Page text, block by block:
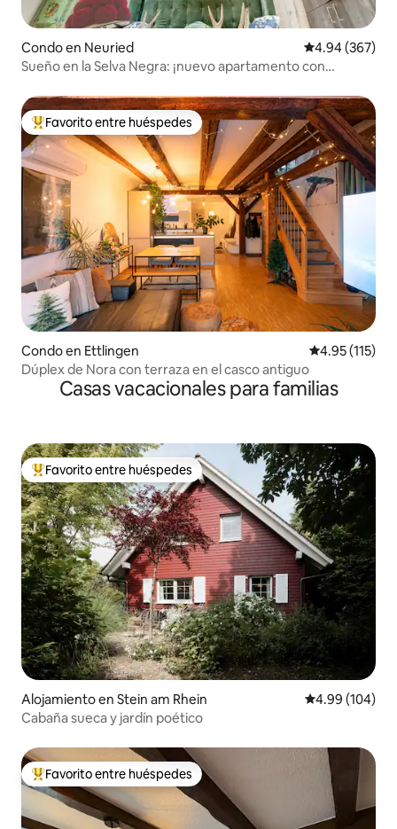
Condo en Neuried Calificación
4.94 (367)
Sueño en la Selva Negra: ¡nuevo apartamento con
Favorito entre huéspedes preferido
Favorito entre huéspedes
Condo en Ettlingen Calificación
4.95 (115)
Dúplex de Nora con terraza en el casco antiguo
Casas vacacionales para familias
Favorito entre huéspedes preferido
Favorito entre huéspedes
Alojamiento en Stein am Rhein Calificación
4.99 (104)
Cabaña sueca y jardín poético
Favorito entre huéspedes preferido
Favorito entre huéspedes